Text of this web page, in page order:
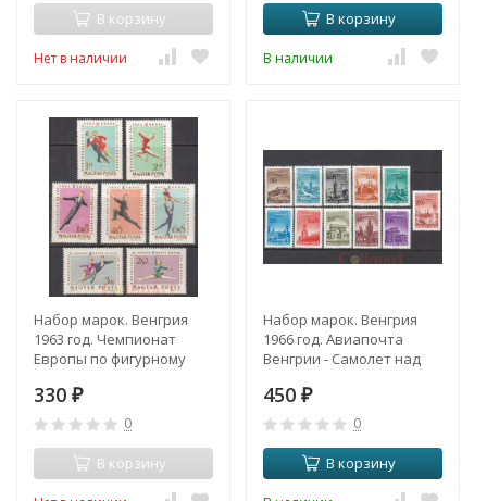
В корзину
Нет в наличии
В корзину
В наличии
Набор марок. Венгрия
1963 год. Чемпионат
Европы по фигурному
марок)
330 ₽
0
В корзину
Набор марок. Венгрия
1966 год. Авиапочта
Венгрии - Самолет над
450 ₽
0
В корзину